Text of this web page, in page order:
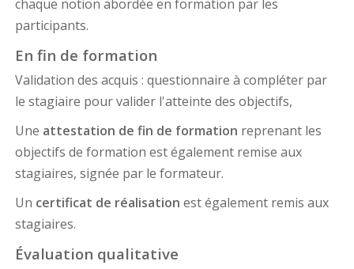
chaque notion abordée en formation par les
participants.
En fin de formation
Validation des acquis : questionnaire à compléter par
le stagiaire pour valider l'atteinte des objectifs,
Une attestation de fin de formation reprenant les
objectifs de formation est également remise aux
stagiaires, signée par le formateur.
Un certificat de réalisation est également remis aux
stagiaires.
Évaluation qualitative